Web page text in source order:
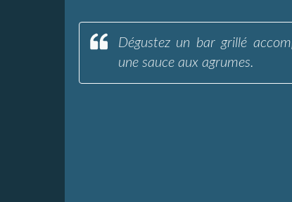
Dégustez un bar grillé
une sauce aux agrumes.